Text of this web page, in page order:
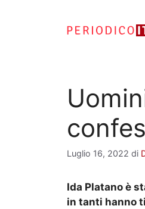
Luglio 16, 2022 di
Ida Platano è
in tanti hanno